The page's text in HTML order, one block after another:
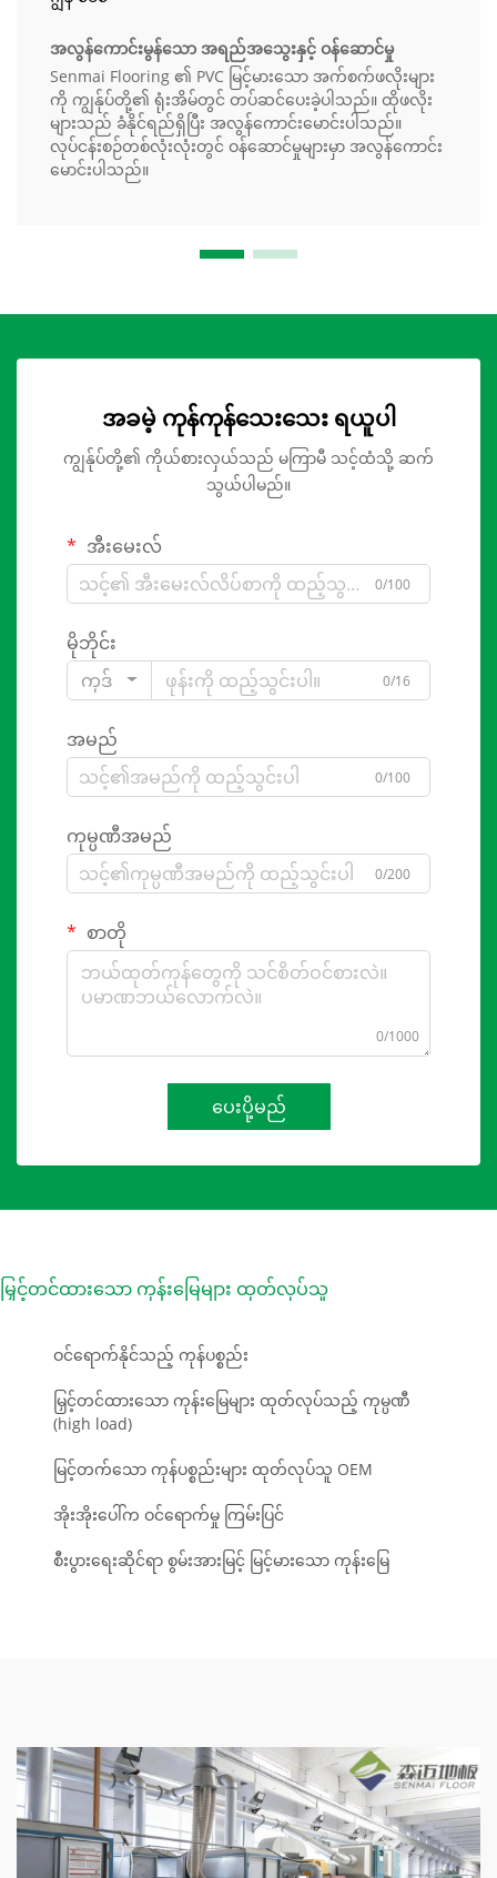
အလွန်ကောင်းမွန်သော အရည်အသွေးနှင့် ဝန်ဆောင်မှု
Senmai Flooring ၏ PVC မြင့်မားသော အက်စက်ဖလိုးများ
ကို ကျွန်ုပ်တို့၏ ရုံးအိမ်တွင် တပ်ဆင်ပေးခဲ့ပါသည်။ ထိုဖလိုး
များသည် ခံနိုင်ရည်ရှိပြီး အလွန်ကောင်းမောင်းပါသည်။
လုပ်ငန်းစဉ်တစ်လုံးလုံးတွင် ဝန်ဆောင်မှုများမှာ အလွန်ကောင်း
မောင်းပါသည်။
အခမဲ့ ကုန်ကုန်သေးသေး ရယူပါ
ကျွန်ုပ်တို့၏ ကိုယ်စားလှယ်သည် မကြာမီ သင့်ထံသို့ ဆက်
သွယ်ပါမည်။
အီးမေးလ်
0/100
မိုဘိုင်း
ကုဒ်
0/16
အမည်
0/100
ကုမ္ပဏီအမည်
0/200
စာတို
0/1000
ပေးပို့မည်
မြှင့်တင်ထားသော ကုန်းမြေများ ထုတ်လုပ်သူ
ဝင်ရောက်နိုင်သည့် ကုန်ပစ္စည်း
မြှင့်တင်ထားသော ကုန်းမြေများ ထုတ်လုပ်သည့် ကုမ္ပဏီ
(high load)
မြင့်တက်သော ကုန်ပစ္စည်းများ ထုတ်လုပ်သူ OEM
အိုးအိုးပေါ်က ဝင်ရောက်မှု ကြမ်းပြင်
စီးပွားရေးဆိုင်ရာ စွမ်းအားမြင့် မြင့်မားသော ကုန်းမြေ